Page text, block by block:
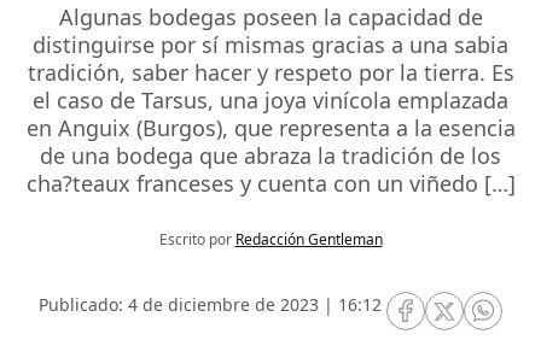
Algunas bodegas poseen la capacidad de
distinguirse por sí mismas gracias a una sabia
tradición, saber hacer y respeto por la tierra. Es
el caso de Tarsus, una joya vinícola emplazada
en Anguix (Burgos), que representa a la esencia
de una bodega que abraza la tradición de los
cha?teaux franceses y cuenta con un viñedo […]
Escrito por Redacción Gentleman
Publicado: 4 de diciembre de 2023 | 16:12
RRSS Facebook
RRSSRRSS